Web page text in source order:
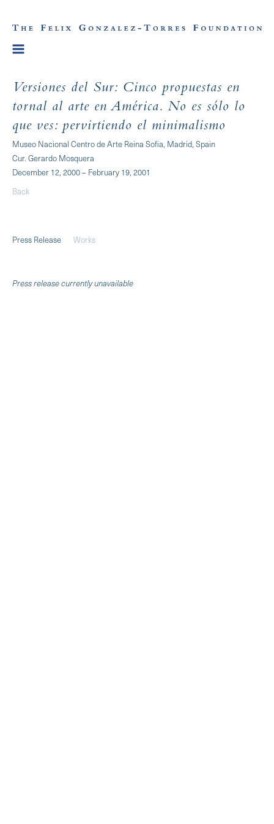
Versiones del Sur: Cinco propuestas en
tornal al arte en América. No es sólo lo
que ves: pervirtiendo el minimalismo
Museo Nacional Centro de Arte Reina Sofia, Madrid, Spain
Cur. Gerardo Mosquera
December 12, 2000 – February 19, 2001
Back
Press Release Works
Press release currently unavailable